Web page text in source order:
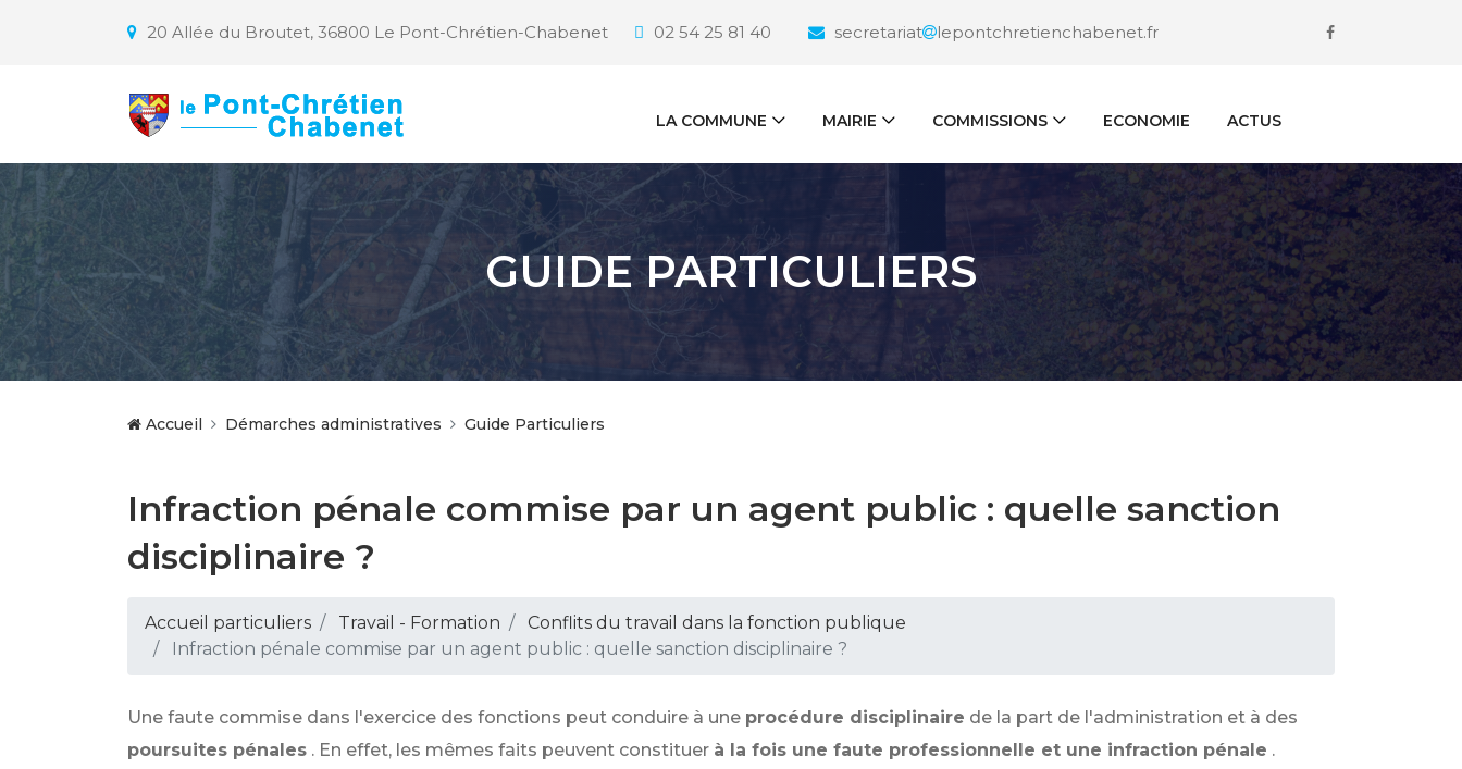
20 Allée du Broutet, 36800 Le Pont-Chrétien-Chabenet 02 54 25 81 40 secretariat lepontchretienchabenet.fr
LA COMMUNE MAIRIE COMMISSIONS ECONOMIE ACTUS
GUIDE PARTICULIERS
Accueil Démarches administratives Guide Particuliers
Infraction pénale commise par un agent public : quelle sanction
disciplinaire ?
Accueil particuliers Travail - Formation
Conflits du travail dans la fonction publique
Infraction pénale commise par un agent public : quelle sanction disciplinaire ?
Une faute commise dans l'exercice des fonctions peut conduire à une procédure disciplinaire de la part de l'administration et à des
poursuites pénales . En effet, les mêmes faits peuvent constituer à la fois une faute professionnelle et une infraction pénale .